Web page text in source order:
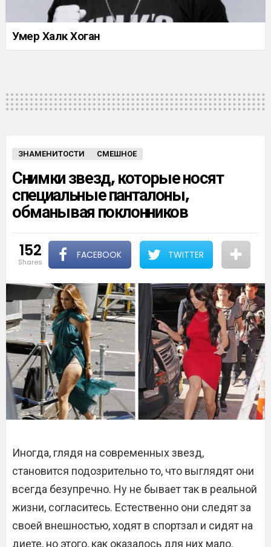
Умер Халк Хоган
ЗНАМЕНИТОСТИ СМЕШНОЕ
Снимки звезд, которые носят
специальные панталоны,
обманывая поклонников
152
shares
FACEBOOK TWITTER
Иногда, глядя на современных звезд,
становится подозрительно то, что выглядят они
всегда безупречно. Ну не бывает так в реальной
жизни, согласитесь. Естественно они следят за
своей внешностью, ходят в спортзал и сидят на
диете, но этого, как оказалось для них мало.